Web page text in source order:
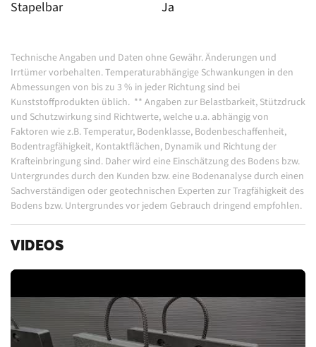
Stapelbar Ja
Technische Angaben und Daten ohne Gewähr. Änderungen und
Irrtümer vorbehalten.Temperaturabhängige Schwankungen in den
Abmessungen von bis zu 3 % in jeder Richtung sind bei
Kunststoffprodukten üblich. ** Angaben zur Belastbarkeit, Stützdruck
und Schutzwirkung sind Richtwerte, welche u.a. abhängig von
Faktoren wie z.B. Temperatur, Bodenklasse, Bodenbeschaffenheit,
Bodentragfähigkeit, Kontaktflächen, Dynamik und Richtung der
Krafteinbringung sind. Daher wird eine Einschätzung des Bodens bzw.
Untergrundes durch den Kunden bzw. eine Bodenanalyse durch einen
Sachverständigen oder geotechnischen Experten zur Tragfähigkeit des
Bodens bzw. Untergrundes vor jedem Gebrauch dringend empfohlen.
VIDEOS